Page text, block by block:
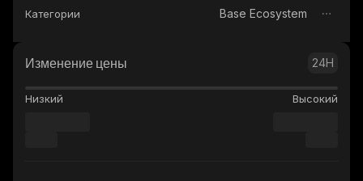
Категории Base Ecosystem
Изменение цены 24H
Низкий Высокий